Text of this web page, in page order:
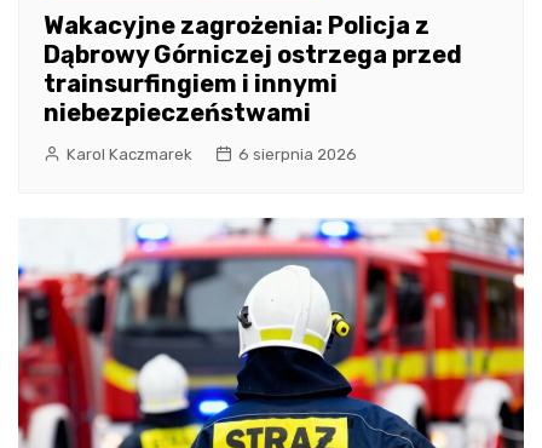
Wakacyjne zagrożenia: Policja z
Dąbrowy Górniczej ostrzega przed
trainsurfingiem i innymi
niebezpieczeństwami
Karol Kaczmarek 6 sierpnia 2026